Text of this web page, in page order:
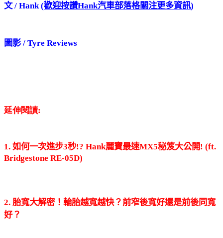
文 / Hank (歡迎按讚Hank汽車部落格關注更多資訊)
圖影 / Tyre Reviews
延伸閱讀:
1. 如何一次進步3秒!? Hank麗寶最速MX5秘笈大公開! (ft.
Bridgestone RE-05D)
2. 胎寬大解密！輪胎越寬越快？前窄後寬好還是前後同寬
好？